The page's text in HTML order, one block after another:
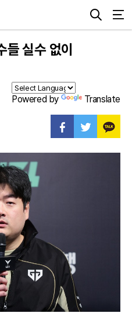
실수 없이
Powered by Translate